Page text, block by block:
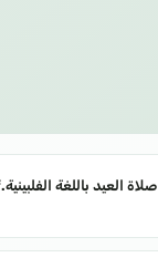
صلاة العيد باللغة الفلبينية.pdf